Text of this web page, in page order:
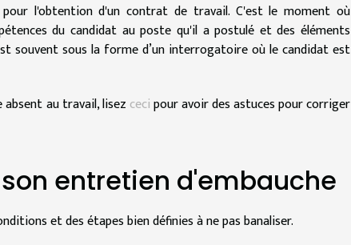
l'obtention d'un contrat de travail. C'est le moment où
du candidat au poste qu'il a postulé et des éléments
souvent sous la forme d’un interrogatoire où le candidat est
au travail, lisez cecipour avoir des astuces pour corriger
entretien d'embauche
et des étapes bien définies à ne pas banaliser.